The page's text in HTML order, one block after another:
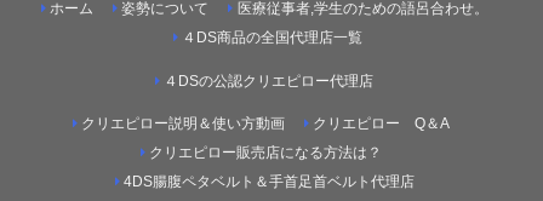
ホーム 姿勢について
医療従事者,学生のための語呂合わせ。
４DS商品の全国代理店一覧
４DSの公認クリエピロー代理店
クリエピロー説明＆使い方動画
クリエピロー Q＆A
クリエピロー販売店になる方法は？
4DS腸腹ペタベルト＆手首足首ベルト代理店